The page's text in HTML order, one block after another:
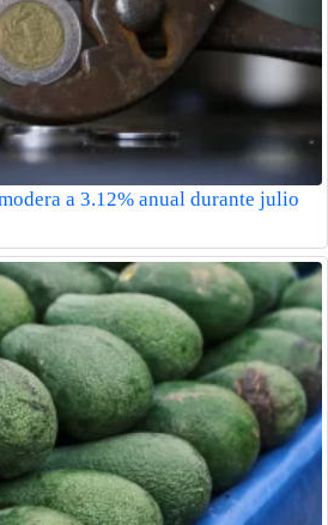
a 3.12% anual durante julio